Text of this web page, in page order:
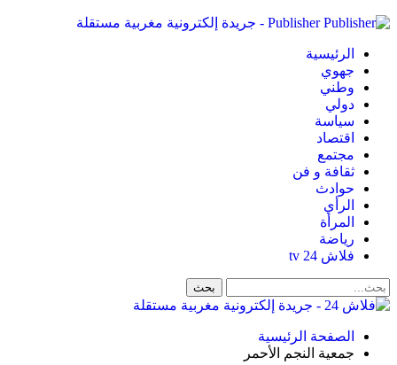
Publisher - جريدة إلكترونية مغربية مستقلة
الرئيسية
جهوي
وطني
دولي
سياسة
اقتصاد
مجتمع
ثقافة و فن
حوادث
الرأي
المرأة
رياضة
فلاش 24 tv
الصفحة الرئيسية
جمعية النجم الأحمر